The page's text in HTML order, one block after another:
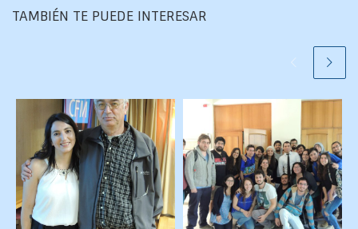
TAMBIÉN TE PUEDE INTERESAR